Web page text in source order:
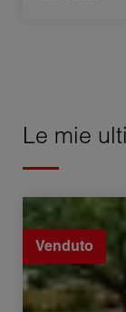
Le mie
Vendita Casa
Venduto